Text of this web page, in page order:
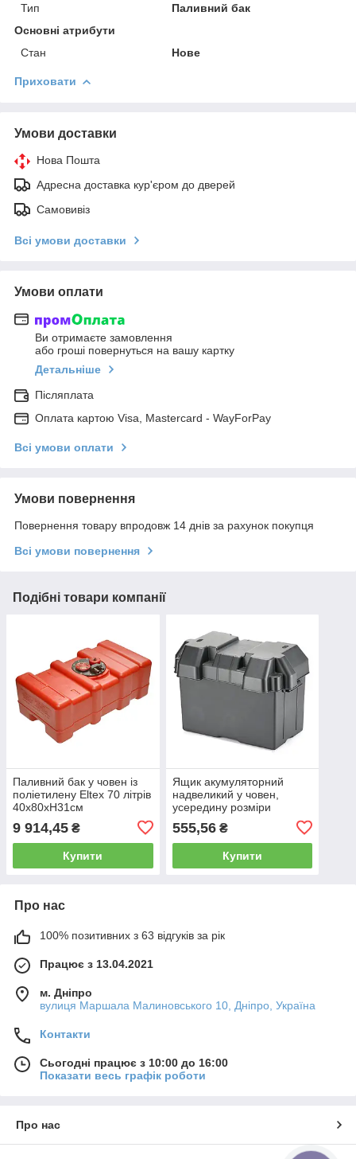
Тип
Паливний бак
Основні атрибути
Стан
Нове
Приховати
Умови доставки
Нова Пошта
Адресна доставка кур'єром до дверей
Самовивіз
Всі умови доставки
Умови оплати
Ви отримаєте замовлення
або гроші повернуться на вашу картку
Детальніше
Післяплата
Оплата картою Visa, Mastercard - WayForPay
Всі умови оплати
Умови повернення
Повернення товару впродовж 14 днів за рахунок покупця
Всі умови повернення
Подібні товари компанії
Паливний бак у човен із
поліетилену Eltex 70 літрів
40х80хH31см
9 914,45 ₴
Купити
Ящик акумуляторний
надвеликий у човен,
усередину розміри
394х190х200 мм C87019
555,56₴
Купити
Про нас
100% позитивних з 63 відгуків за рік
Працює з 13.04.2021
м. Дніпро
вулиця Маршала Малиновського 10, Дніпро, Україна
Контакти
Сьогодні працює з 10:00 до 16:00
Показати весь графік роботи
Про нас